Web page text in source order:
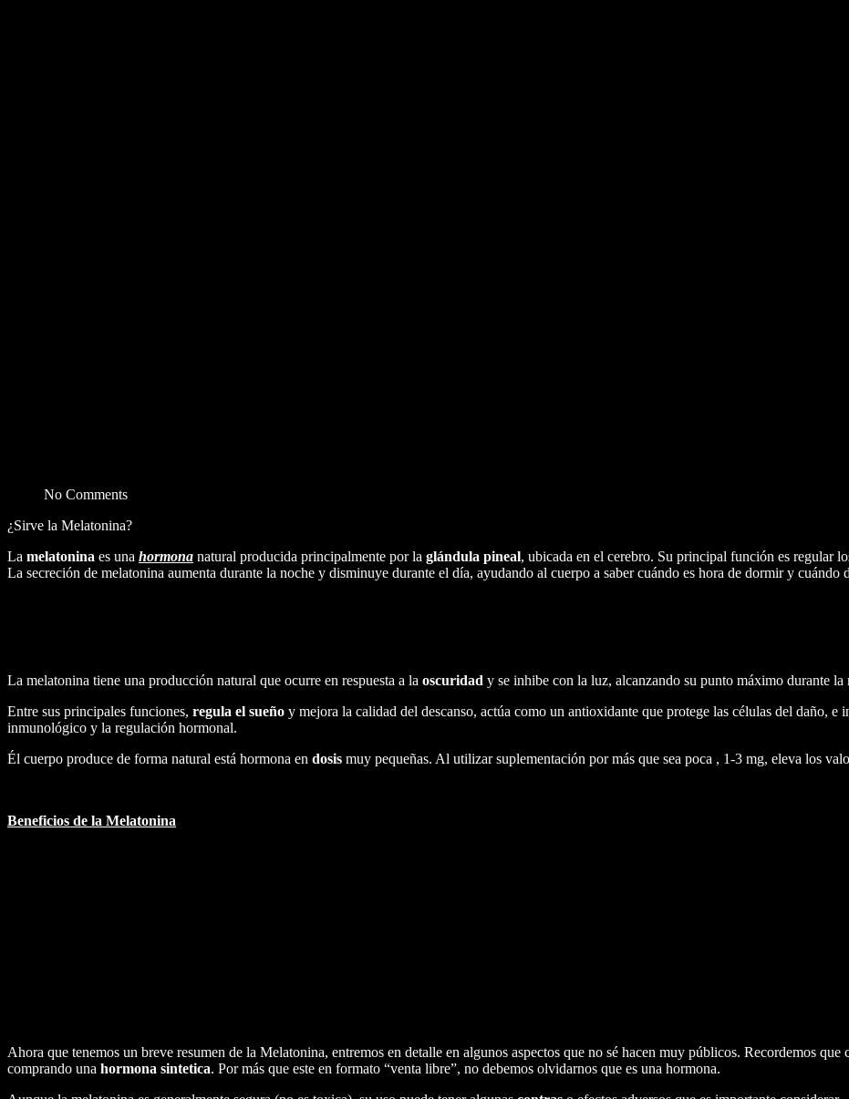
No Comments
¿Sirve la Melatonina?
La melatonina es una hormona natural producida principalmente por la glándula pineal, ubicada en el cerebro. Su principal función es regular
La secreción de melatonina aumenta durante la noche y disminuye durante el día, ayudando al cuerpo a saber cuándo es hora de dormir y
La melatonina tiene una producción natural que ocurre en respuesta a la oscuridad y se inhibe con la luz, alcanzando su punto máximo durante
Entre sus principales funciones, regula el sueño y mejora la calidad del descanso, actúa como un antioxidante que protege las células del daño,
inmunológico y la regulación hormonal.
Él cuerpo produce de forma natural está hormona en dosis muy pequeñas. Al utilizar suplementación por más que sea poca , 1-3 mg, eleva los
Beneficios de la Melatonina
Ahora que tenemos un breve resumen de la Melatonina, entremos en detalle en algunos aspectos que no sé hacen muy públicos. Recordemos
comprando una hormona sintetica. Por más que este en formato “venta libre”, no debemos olvidarnos que es una hormona.